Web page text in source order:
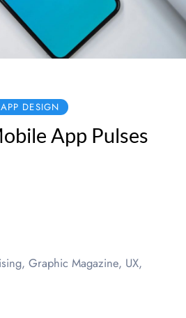
APP DESIGN
App Pulses
Graphic Magazine, UX,